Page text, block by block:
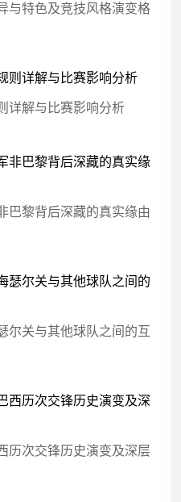
与特色及竞技风格演变格
详解与比赛影响分析
巴黎背后深藏的真实缘由
尔关与其他球队之间的互
历次交锋历史演变及深层